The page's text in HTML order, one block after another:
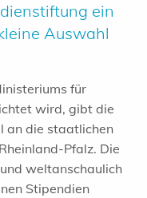
ein
Auswahl
für
wird, gibt die
an die staatlichen
Pfalz. Die
weltanschaulich
Stipendien